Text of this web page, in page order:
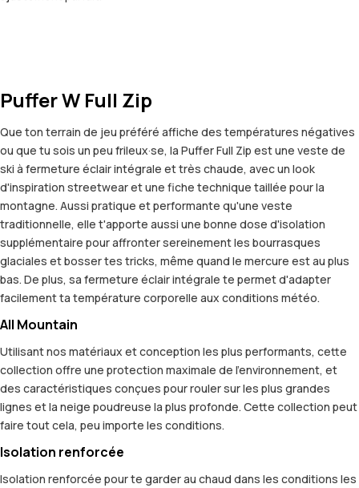
Puffer W Full Zip
Que ton terrain de jeu préféré affiche des températures négatives
ou que tu sois un peu frileux·se, la Puffer Full Zip est une veste de
ski à fermeture éclair intégrale et très chaude, avec un look
d'inspiration streetwear et une fiche technique taillée pour la
montagne. Aussi pratique et performante qu'une veste
traditionnelle, elle t'apporte aussi une bonne dose d'isolation
supplémentaire pour affronter sereinement les bourrasques
glaciales et bosser tes tricks, même quand le mercure est au plus
bas. De plus, sa fermeture éclair intégrale te permet d'adapter
facilement ta température corporelle aux conditions météo.
All Mountain
Utilisant nos matériaux et conception les plus performants, cette
collection offre une protection maximale de l'environnement, et
des caractéristiques conçues pour rouler sur les plus grandes
lignes et la neige poudreuse la plus profonde. Cette collection peut
faire tout cela, peu importe les conditions.
Isolation renforcée
Isolation renforcée pour te garder au chaud dans les conditions les